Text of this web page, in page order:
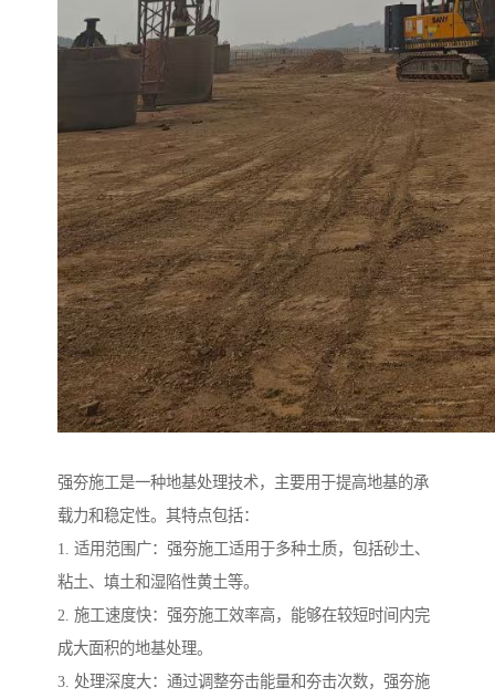
强夯施工是一种地基处理技术，主要用于提高地基的承
载力和稳定性。其特点包括：
1. 适用范围广：强夯施工适用于多种土质，包括砂土、
粘土、填土和湿陷性黄土等。
2. 施工速度快：强夯施工效率高，能够在较短时间内完
成大面积的地基处理。
3. 处理深度大：通过调整夯击能量和夯击次数，强夯施